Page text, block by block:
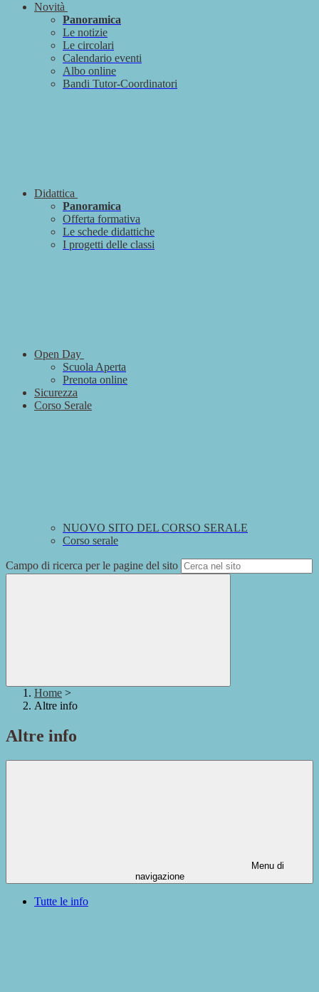
Novità
Panoramica
Le notizie
Le circolari
Calendario eventi
Albo online
Bandi Tutor-Coordinatori
Didattica
Panoramica
Offerta formativa
Le schede didattiche
I progetti delle classi
Open Day
Scuola Aperta
Prenota online
Sicurezza
Corso Serale
NUOVO SITO DEL CORSO SERALE
Corso serale
Campo di ricerca per le pagine del sito
Home >
Altre info
Altre info
Menu di
navigazione
Tutte le info